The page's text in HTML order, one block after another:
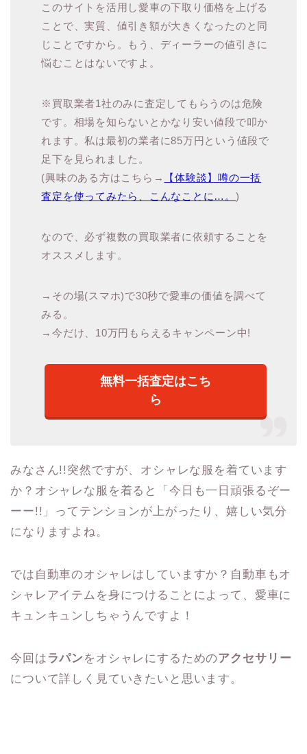
このサイトを活用し愛車の下取り価格を上げる
ことで、実質、値引き額が大きくなったのと同
じことですから。もう、ディーラーの値引きに
悩むことはないですよ。
※買取業者1社のみに査定してもらうのは危険
です。相場を知らないとかなり安い値段で叩か
れます。私は最初の業者に85万円という値段で
足下を見られました。
(興味のある方はこちら→
【体験談】噂の一括
査定を使ってみたら、こんなことに…。 )
なので、必ず複数の買取業者に依頼することを
オススメします。
→その場(スマホ)で30秒で愛車の価値を調べて
みる。
→今だけ、10万円もらえるキャンペーン中!
無料一括査定はこち
ら
みなさん!!突然ですが、オシャレな服を着ています
か？オシャレな服を着ると「今日も一日頑張るぞー
ーー!!」ってテンションが上がったり、嬉しい気分
になりますよね。
では自動車のオシャレはしていますか？自動車もオ
シャレアイテムを身につけることによって、愛車に
キュンキュンしちゃうんですよ！
今回は ラパンをオシャレにするためのアクセサリー
について詳しく見ていきたいと思います。